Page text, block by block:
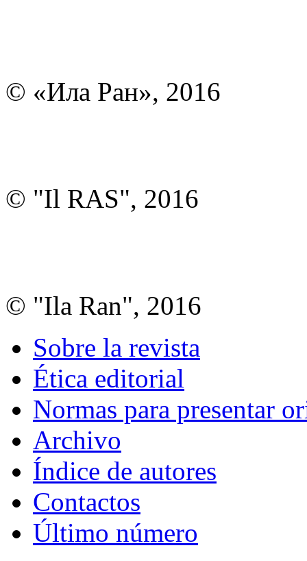
© «Ила Ран», 2016
© "Il RAS", 2016
© "Ila Ran", 2016
Sobre la revista
Ética editorial
Normas para presentar
Archivo
Índice de autores
Contactos
Último número